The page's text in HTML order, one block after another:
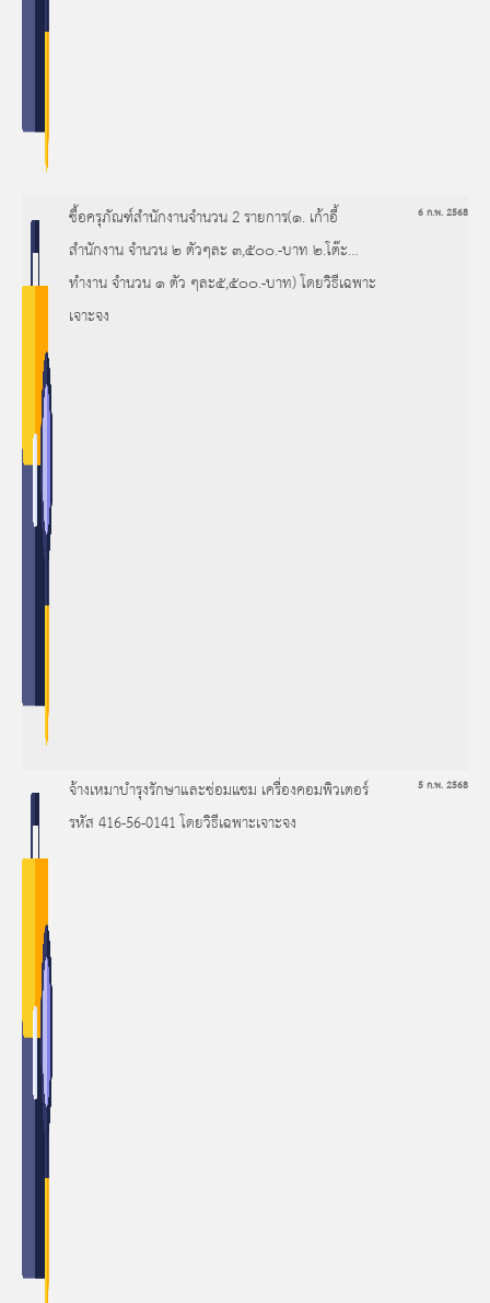
ซื้อครุภัณฑ์สำนักงานจำนวน 2 รายการ(๑. เก้าอี้
สำนักงาน จำนวน ๒ ตัวๆละ ๓,๕๐๐.-บาท ๒.โต๊ะ
ทำงาน จำนวน ๑ ตัว ๆละ๕,๕๐๐.-บาท) โดยวิธีเฉพาะ
เจาะจง
6 ก.พ. 2568
จ้างเหมาบำรุงรักษาและซ่อมแซม เครื่องคอมพิวเตอร์
รหัส 416-56-0141 โดยวิธีเฉพาะเจาะจง
5 ก.พ. 2568